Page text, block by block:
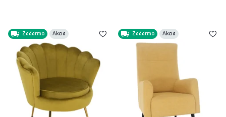
Zadarmo Akcia Zadarmo Akcia